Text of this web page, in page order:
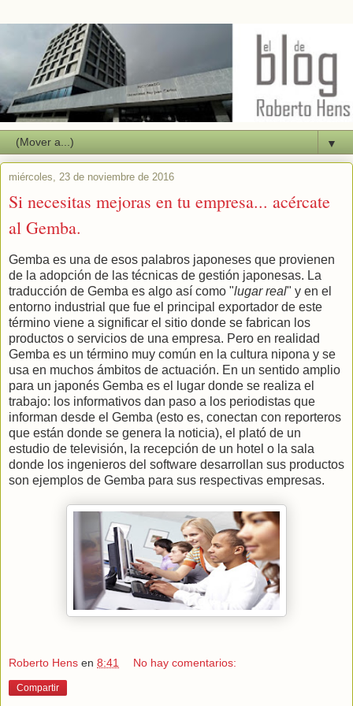
▼
miércoles, 23 de noviembre de 2016
Si necesitas mejoras en tu empresa... acércate
al Gemba.
Gemba es una de esos palabros japoneses que provienen
de la adopción de las técnicas de gestión japonesas. La
traducción de Gemba es algo así como "lugar real" y en el
entorno industrial que fue el principal exportador de este
término viene a significar el sitio donde se fabrican los
productos o servicios de una empresa. Pero en realidad
Gemba es un término muy común en la cultura nipona y se
usa en muchos ámbitos de actuación. En un sentido amplio
para un japonés Gemba es el lugar donde se realiza el
trabajo: los informativos dan paso a los periodistas que
informan desde el Gemba (esto es, conectan con reporteros
que están donde se genera la noticia), el plató de un
estudio de televisión, la recepción de un hotel o la sala
donde los ingenieros del software desarrollan sus productos
son ejemplos de Gemba para sus respectivas empresas.
Roberto Hens en 8:41 No hay comentarios:
Compartir